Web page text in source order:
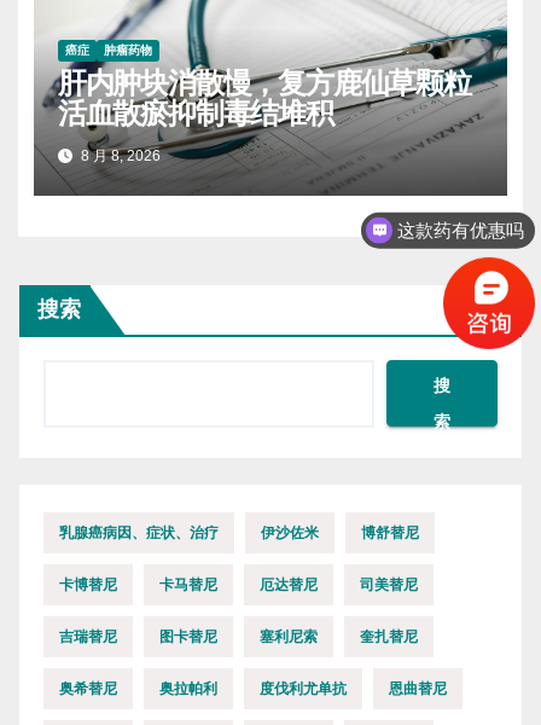
癌症 肿瘤药物
肝内肿块消散慢，复方鹿仙草颗粒
活血散瘀抑制毒结堆积
8 月 8, 2026
搜索
搜
索
乳腺癌病因、症状、治疗 伊沙佐米 博舒替尼
卡博替尼 卡马替尼 厄达替尼 司美替尼
吉瑞替尼 图卡替尼 塞利尼索 奎扎替尼
奥希替尼 奥拉帕利 度伐利尤单抗 恩曲替尼
这款药有优惠吗